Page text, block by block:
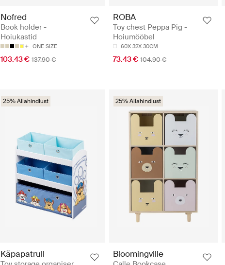
Nofred
Book holder -
Hoiukastid
ONE SIZE
103.43 € 137.90 €
ROBA
Toy chest Peppa Pig -
Hoiumööbel
60X 32X 30CM
73.43 € 104.90 €
25% Allahindlust
Käpapatrull
25% Allahindlust
Bloomingville